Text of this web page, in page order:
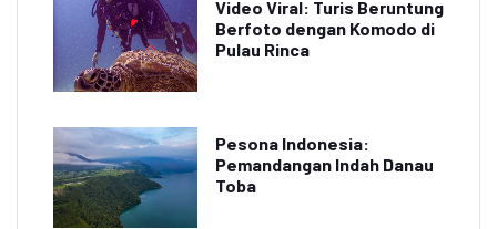
Video Viral: Turis Beruntung
Berfoto dengan Komodo di
Pulau Rinca
Pesona Indonesia:
Pemandangan Indah Danau
Toba